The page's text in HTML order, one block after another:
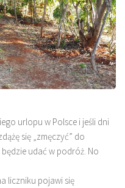
urlopu w Polsce i jeśli dni
się „zmęczyć” do
udać w podróż. No
liczniku pojawi się